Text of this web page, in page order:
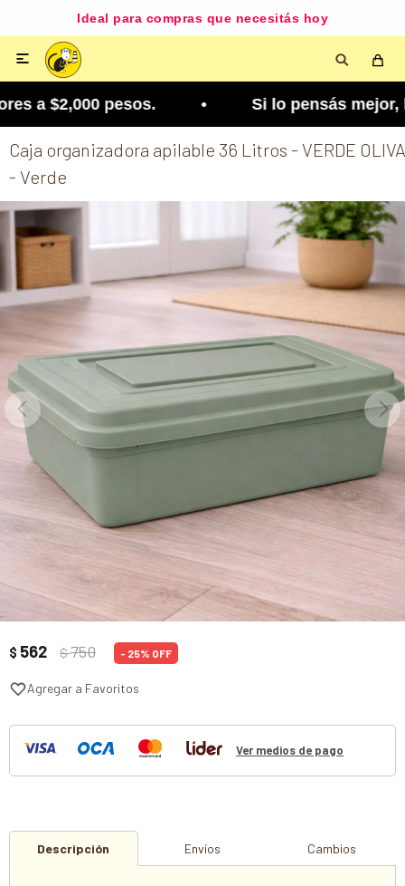
Ideal para compras que necesitás hoy

a $2,000 pesos. • Si lo pensás mejor, lo
Caja organizadora apilable 36 Litros - VERDE OLIVA
- Verde
$ 562 $750 25
Ver medios de pago
Descripción Envíos Cambios